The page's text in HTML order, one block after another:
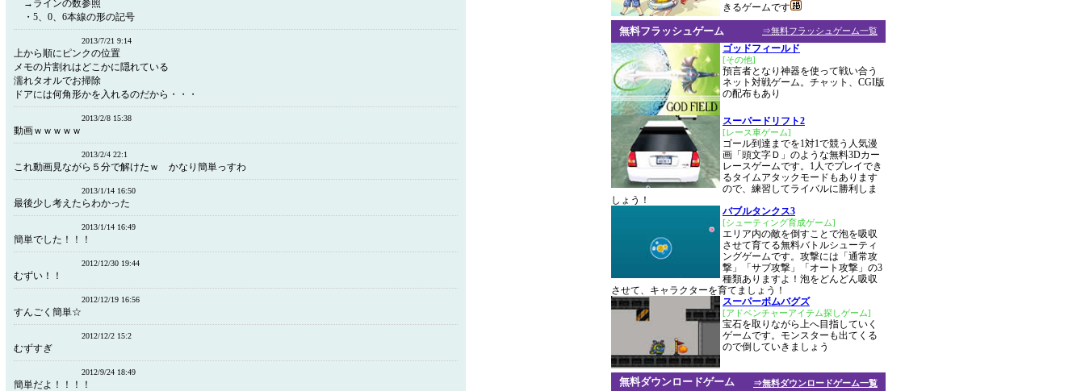
→ラインの数参照
・5、0、6本線の形の記号
2013/7/21 9:14
上から順にピンクの位置
メモの片割れはどこかに隠れている
濡れタオルでお掃除
ドアには何角形かを入れるのだから・・・
2013/2/8 15:38
動画ｗｗｗｗｗ
2013/2/4 22:1
これ動画見ながら５分で解けたｗ かなり簡単っすわ
2013/1/14 16:50
最後少し考えたらわかった
2013/1/14 16:49
簡単でした！！！
2012/12/30 19:44
むずい！！
2012/12/19 16:56
すんごく簡単☆
2012/12/2 15:2
むずすぎ
2012/9/24 18:49
簡単だよ！！！！
きるゲームです
⇒無料フラッシュゲーム一覧
無料フラッシュゲーム
ゴッドフィールド
[その他]
預言者となり神器を使って戦い合う
ネット対戦ゲーム。チャット、CGI版
の配布もあり
スーパードリフト2
[レース車ゲーム]
ゴール到達までを1対1で競う人気漫
画「頭文字Ｄ」のような無料3Dカー
レースゲームです。1人でプレイでき
るタイムアタックモードもあります
ので、練習してライバルに勝利しま
しょう！
バブルタンクス3
[シューティング育成ゲーム]
エリア内の敵を倒すことで泡を吸収
させて育てる無料バトルシューティ
ングゲームです。攻撃には「通常攻
撃」「サブ攻撃」「オート攻撃」の3
種類ありますよ！泡をどんどん吸収
させて、キャラクターを育てましょう！
スーパーボムバグズ
[アドベンチャーアイテム探しゲーム]
宝石を取りながら上へ目指していく
ゲームです。モンスターも出てくる
ので倒していきましょう
⇒無料ダウンロードゲーム一覧
無料ダウンロードゲーム